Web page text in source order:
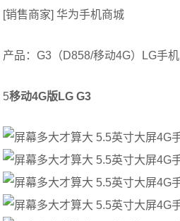
[销售商家] 华为手机商城
产品：G3（D858/移动4G）LG手机
5移动4G版LG G3